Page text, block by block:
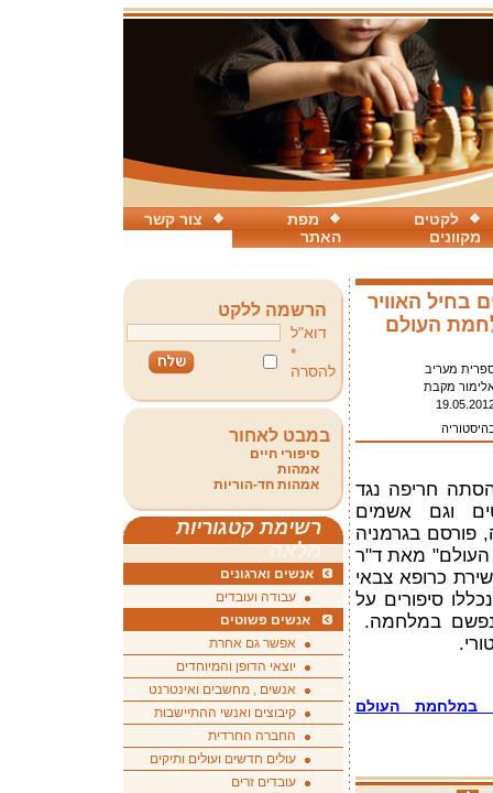
צור קשר
מפת
האתר
לקטים
מקוונים
בחיל האוויר
העולם
מעריב
מקבת
הסתה חריפה נגד
וגם אשמים
בגרמניה
העולם" מאת ד"ר
כרופא צבאי
סיפורים על
נפשם במלחמה.
במלחמת העולם
הרשמה ללקט
דוא"ל
*
להסרה
במבט לאחור
סיפורי חיים
אמהות
אמהות חד-הוריות
רשימת קטגוריות
מלאה
אנשים וארגונים
עבודה ועובדים
אנשים פשוטים
אפשר גם אחרת
יוצאי הדופן והמיוחדים
אנשים , מחשבים ואינטרנט
קיבוצים ואנשי ההתיישבות
החברה החרדית
עולים חדשים ועולים ותיקים
עובדים זרים